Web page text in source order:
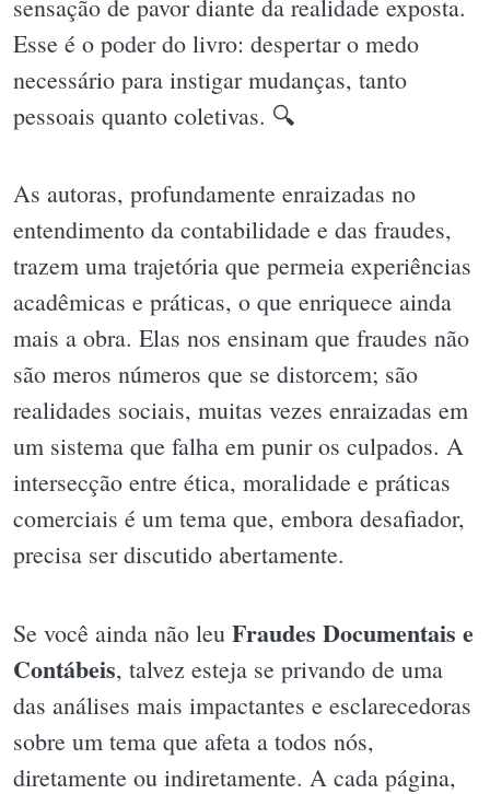
sensação de pavor diante da realidade exposta.
Esse é o poder do livro: despertar o medo
necessário para instigar mudanças, tanto
pessoais quanto coletivas. 🔍
As autoras, profundamente enraizadas no
entendimento da contabilidade e das fraudes,
trazem uma trajetória que permeia experiências
acadêmicas e práticas, o que enriquece ainda
mais a obra. Elas nos ensinam que fraudes não
são meros números que se distorcem; são
realidades sociais, muitas vezes enraizadas em
um sistema que falha em punir os culpados. A
intersecção entre ética, moralidade e práticas
comerciais é um tema que, embora desafiador,
precisa ser discutido abertamente.
Se você ainda não leu Fraudes Documentais e
Contábeis, talvez esteja se privando de uma
das análises mais impactantes e esclarecedoras
sobre um tema que afeta a todos nós,
diretamente ou indiretamente. A cada página,